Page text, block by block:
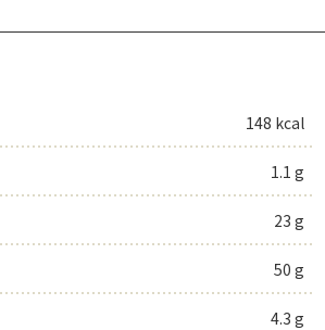
148 kcal
1.1 g
23 g
50 g
4.3 g